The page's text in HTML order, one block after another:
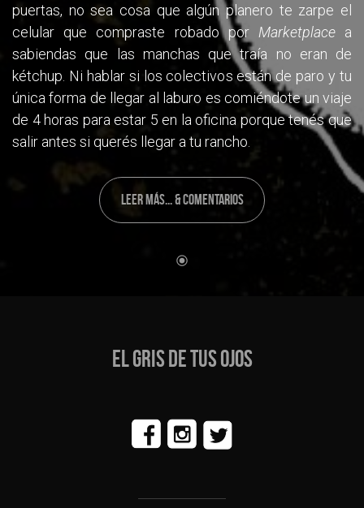
puertas, no sea cosa que algún planero te zarpe el
celular que compraste robado por Marketplacea
sabiendas que las manchas que traía no eran de
kétchup. Ni hablar si los colectivos están de paro y tu
única forma de llegar al laburo es comiéndote un viaje
de 4 horas para estar 5 en la oficina porque tenés que
salir antes si querés llegar a tu rancho.
LEER MÁS... & COMENTARIOS
EL GRIS DE TUS OJOS